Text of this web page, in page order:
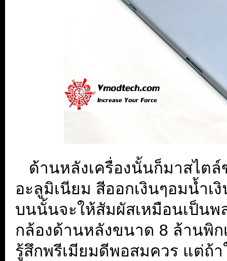
ด้านหลังเครื่องนั้นก็มาสไต
อะลูมิเนียม สีออกเงินๆอมน้ำ
บนนั้นจะให้สัมผัสเหมือนเป็น
กล้องด้านหลังขนาด 8 ล้านพิ
รู้สึกพรีเมียมดีพอสมควร แต่ถ้